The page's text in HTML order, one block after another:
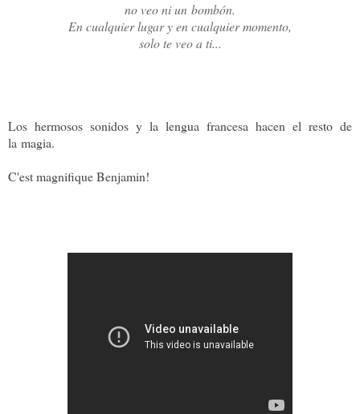
no veo ni un bombón.
En cualquier lugar y en cualquier momento,
solo te veo a ti...
Los hermosos sonidos y la lengua francesa hacen el resto de
la magia.
C'est magnifique Benjamin!